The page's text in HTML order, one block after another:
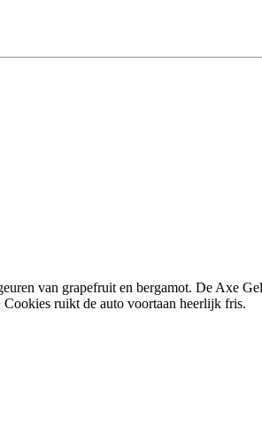
van grapefruit en bergamot. De Axe
ruikt de auto voortaan heerlijk fris.